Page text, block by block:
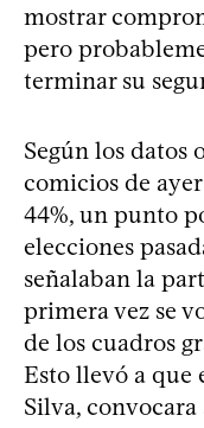
mostrar
pero
terminar su
Según los datos
comicios de
44%, un punto
elecciones
señalaban la
primera vez se
de los cuadros
Esto llevó a que
Silva, convocara